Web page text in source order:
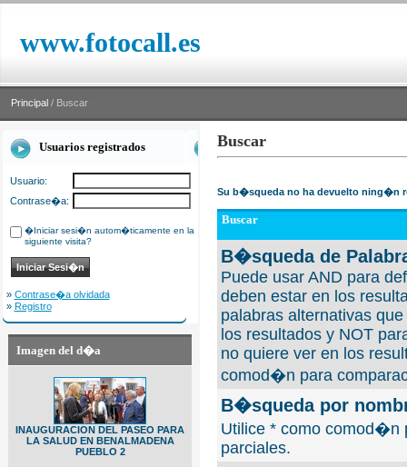
www.fotocall.es
Principal / Buscar
Usuarios registrados
Usuario:
Contrase�a:
�Iniciar sesi�n autom�ticamente en la
siguiente visita?
» Contrase�a olvidada
» Registro
Imagen del d�a
INAUGURACION DEL PASEO PARA
LA SALUD EN BENALMADENA
PUEBLO 2
Buscar
Su b�squeda no ha devuelto ning�n
Buscar
B�squeda de
Puede usar AND para
deben estar en los
palabras alternativas
los resultados y NOT
no quiere ver en los
comod�n para
B�squeda por
Utilice * como comod�n
parciales.